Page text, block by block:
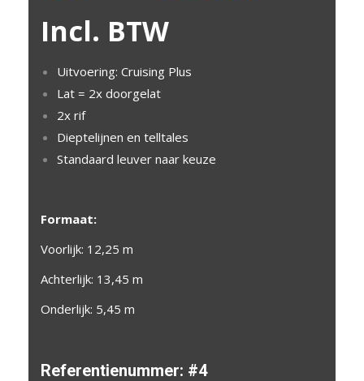
Incl. BTW
Uitvoering: Cruising Plus
Lat = 2x doorgelat
2x rif
Dieptelijnen en telltales
Standaard leuver naar keuze
Formaat:
Voorlijk: 12,25 m
Achterlijk: 13,45 m
Onderlijk: 5,45 m
Referentienummer: #4